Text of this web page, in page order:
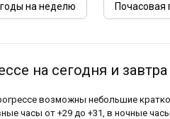
на неделю Почасовая
на сегодня и завтра
возможны небольшие
часы от +29 до +31, в ночные